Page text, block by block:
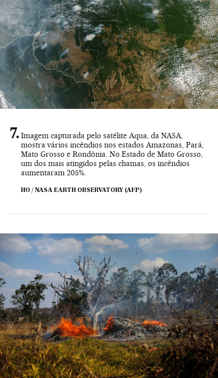
Imagem capturada pelo satélite Aqua, da NASA,
mostra vários incêndios nos estados Amazonas, Pará,
Mato Grosso e Rondônia. No Estado de Mato Grosso,
um dos mais atingidos pelas chamas, os incêndios
aumentaram 205%.
HO / NASA EARTH OBSERVATORY (AFP)